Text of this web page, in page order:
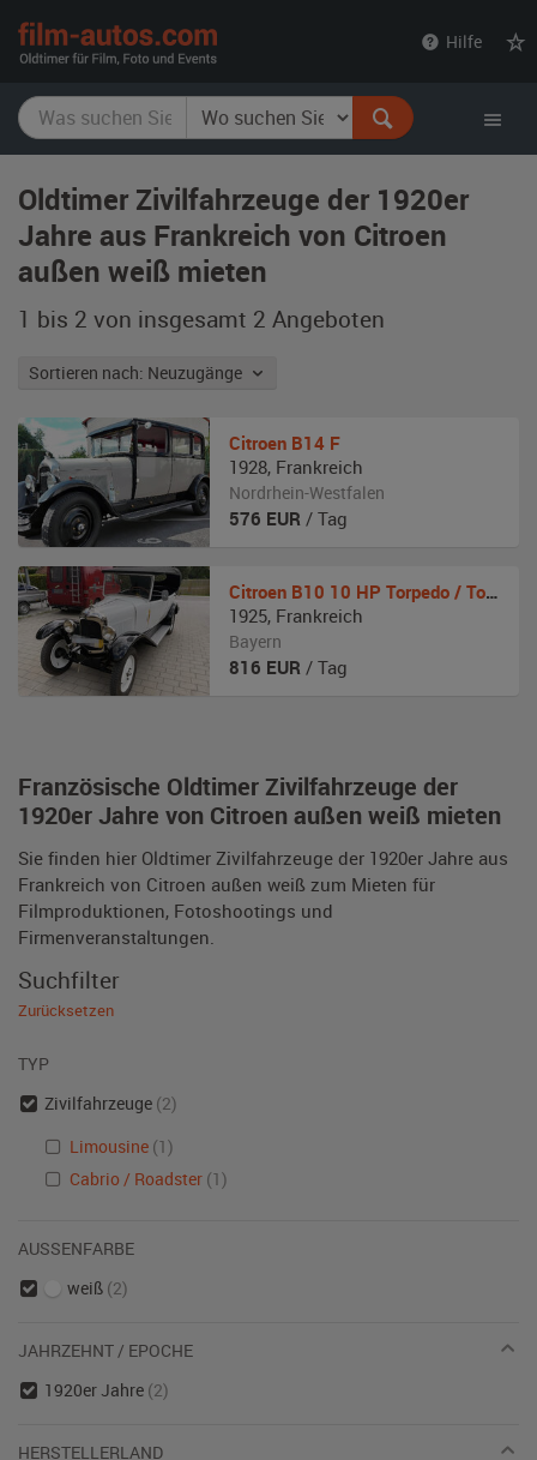
Hilfe
Oldtimer Zivilfahrzeuge der 1920er
Jahre aus Frankreich von Citroen
außen weiß mieten
1 bis 2 von insgesamt 2 Angeboten
Sortieren nach: Neuzugänge
Französische Oldtimer Zivilfahrzeuge der
1920er Jahre von Citroen außen weiß mieten
Sie finden hier Oldtimer Zivilfahrzeuge der 1920er Jahre aus
Frankreich von Citroen außen weiß zum Mieten für
Filmproduktionen, Fotoshootings und
Firmenveranstaltungen.
Citroen B14 F
1928, Frankreich
Nordrhein-Westfalen
576 EUR / Tag
Citroen B10 10 HP Torpedo / Tourer
1925, Frankreich
Bayern
816 EUR / Tag
Suchfilter
Zurücksetzen
TYP
Zivilfahrzeuge (2)
Limousine (1)
Cabrio / Roadster (1)
AUSSENFARBE
weiß (2)
JAHRZEHNT / EPOCHE
1920er Jahre (2)
HERSTELLERLAND